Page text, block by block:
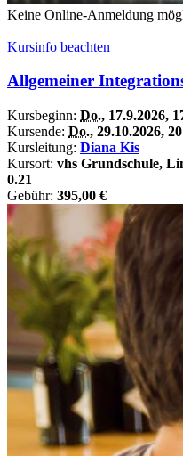
Keine Online-Anmeldung
Kursinfo beachten
Allgemeiner
Kursbeginn: Do., 17.9.2026,
Kursende: Do., 29.10.2026,
Kursleitung: Diana Kis
Kursort: vhs Grundschule,
0.21
Gebühr: 395,00 €